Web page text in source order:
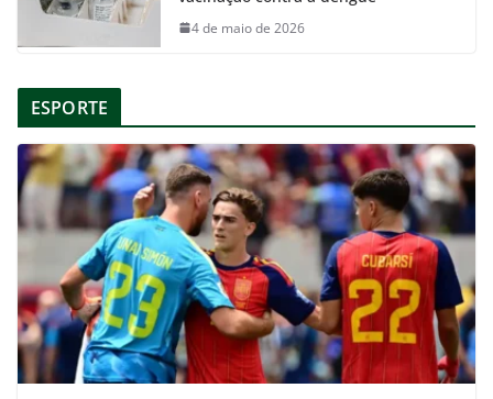
4 de maio de 2026
ESPORTE